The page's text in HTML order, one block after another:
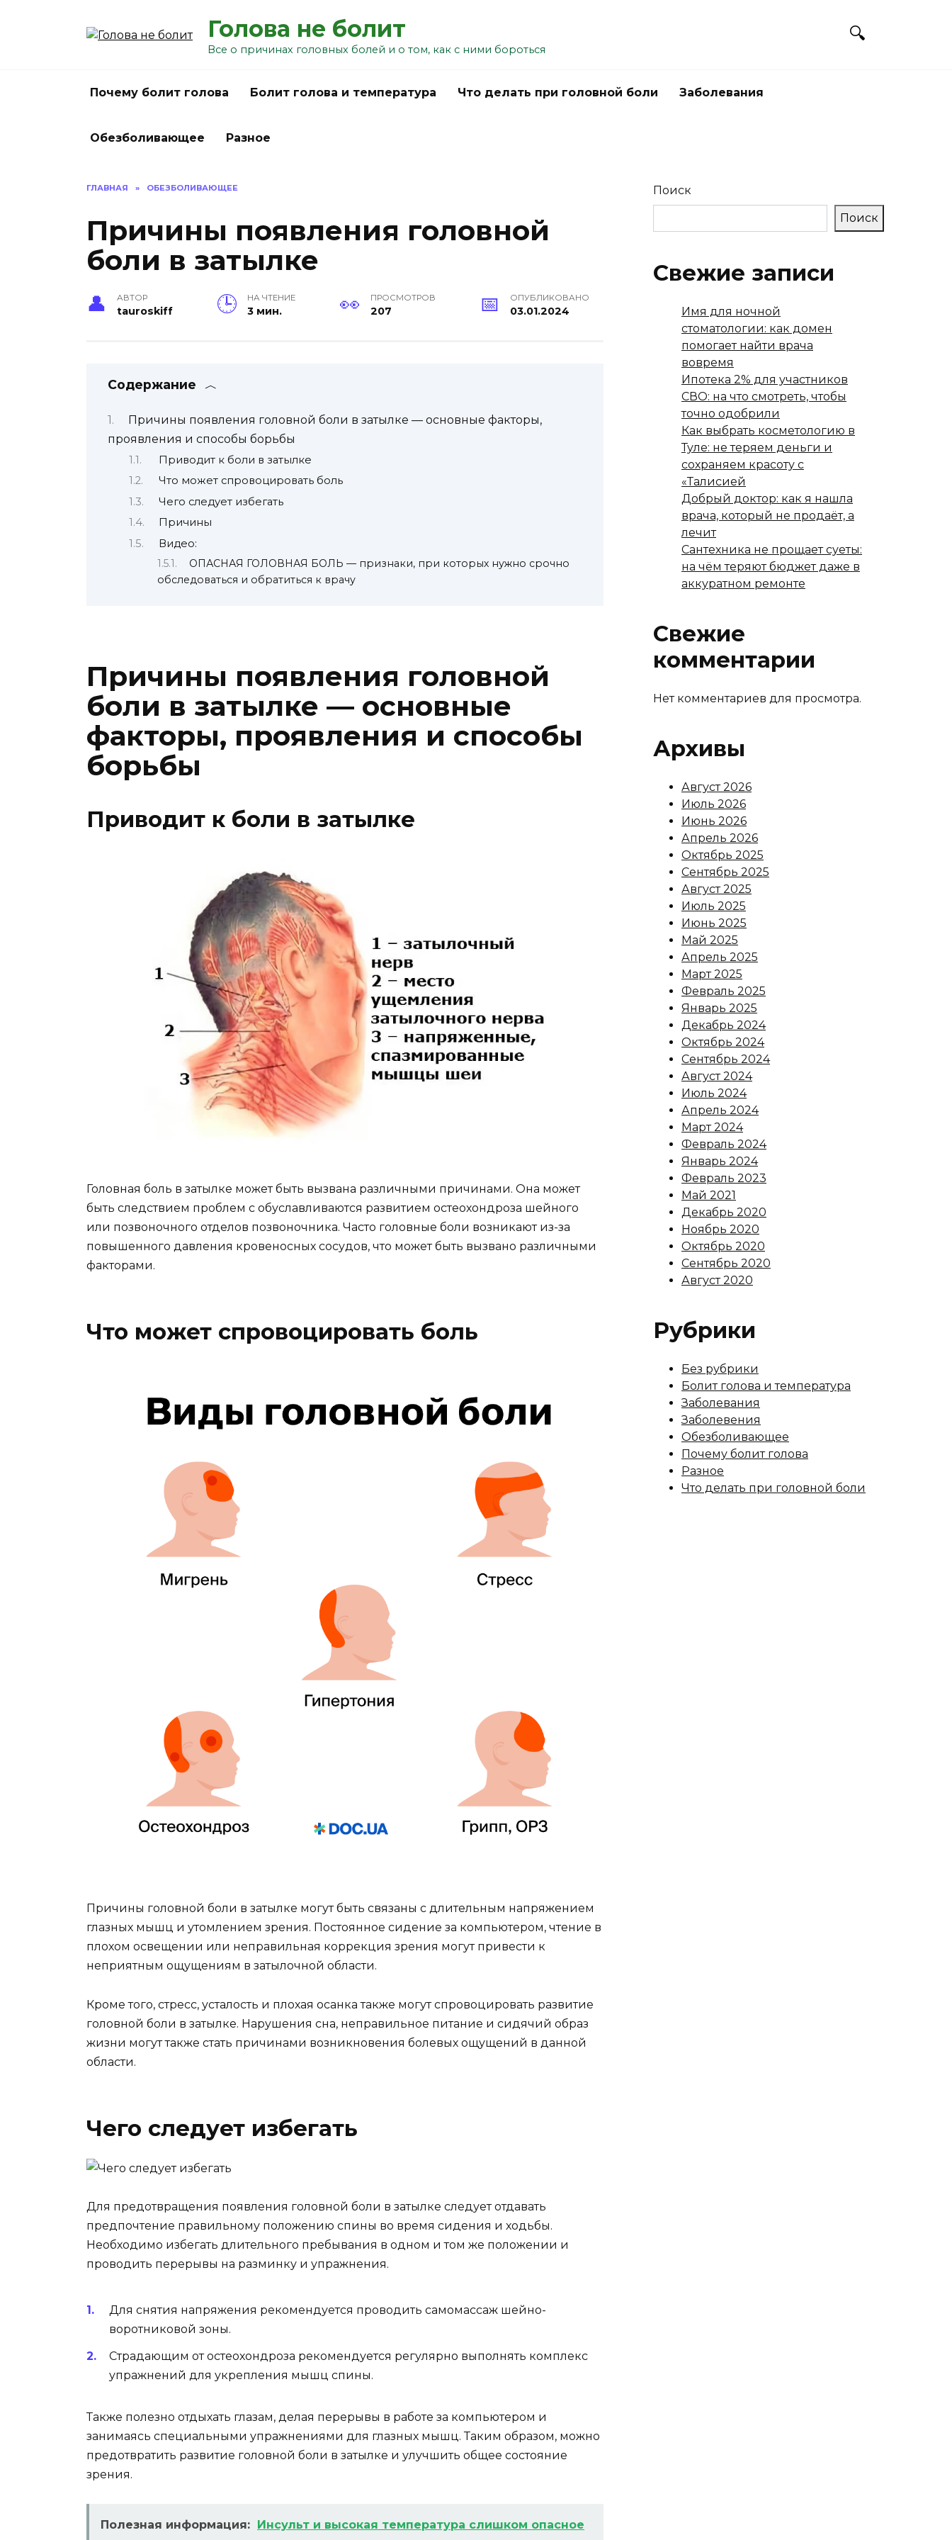
Голова не болит
Все о причинах головных болей и о том, как с ними бороться
Почему болит голова Болит голова и температура Что делать при головной боли Заболевания
Обезболивающее Разное
ГЛАВНАЯ » ОБЕЗБОЛИВАЮЩЕЕ
Причины появления головной
боли в затылке
АВТОР
tauroskiff
НА ЧТЕНИЕ
3 мин.
ПРОСМОТРОВ
207
ОПУБЛИКОВАНО
03.01.2024
Содержание
Причины появления головной боли в затылке — основные факторы,
проявления и способы борьбы
Приводит к боли в затылке
Что может спровоцировать боль
Чего следует избегать
Причины
Видео:
ОПАСНАЯ ГОЛОВНАЯ БОЛЬ — признаки, при которых нужно срочно
обследоваться и обратиться к врачу
Причины появления головной
боли в затылке — основные
факторы, проявления и способы
борьбы
Приводит к боли в затылке
Головная боль в затылке может быть вызвана различными причинами. Она может
быть следствием проблем с обуславливаются развитием остеохондроза шейного
или позвоночного отделов позвоночника. Часто головные боли возникают из-за
повышенного давления кровеносных сосудов, что может быть вызвано различными
факторами.
Что может спровоцировать боль
Причины головной боли в затылке могут быть связаны с длительным напряжением
глазных мышц и утомлением зрения. Постоянное сидение за компьютером, чтение в
плохом освещении или неправильная коррекция зрения могут привести к
неприятным ощущениям в затылочной области.
Кроме того, стресс, усталость и плохая осанка также могут спровоцировать развитие
головной боли в затылке. Нарушения сна, неправильное питание и сидячий образ
жизни могут также стать причинами возникновения болевых ощущений в данной
области.
Чего следует избегать
Для предотвращения появления головной боли в затылке следует отдавать
предпочтение правильному положению спины во время сидения и ходьбы.
Необходимо избегать длительного пребывания в одном и том же положении и
проводить перерывы на разминку и упражнения.
Для снятия напряжения рекомендуется проводить самомассаж шейно-
воротниковой зоны.
Страдающим от остеохондроза рекомендуется регулярно выполнять комплекс
упражнений для укрепления мышц спины.
Также полезно отдыхать глазам, делая перерывы в работе за компьютером и
занимаясь специальными упражнениями для глазных мышц. Таким образом, можно
предотвратить развитие головной боли в затылке и улучшить общее состояние
зрения.
Полезная информация: Инсульт и высокая температура слишком опасное
Поиск
Поиск
Свежие записи
Имя для ночной
стоматологии: как домен
помогает найти врача
вовремя
Ипотека 2% для участников
СВО: на что смотреть, чтобы
точно одобрили
Как выбрать косметологию в
Туле: не теряем деньги и
сохраняем красоту с
«Талисией
Добрый доктор: как я нашла
врача, который не продаёт, а
лечит
Сантехника не прощает суеты:
на чём теряют бюджет даже в
аккуратном ремонте
Свежие
комментарии
Нет комментариев для просмотра.
Архивы
Август 2026
Июль 2026
Июнь 2026
Апрель 2026
Октябрь 2025
Сентябрь 2025
Август 2025
Июль 2025
Июнь 2025
Май 2025
Апрель 2025
Март 2025
Февраль 2025
Январь 2025
Декабрь 2024
Октябрь 2024
Сентябрь 2024
Август 2024
Июль 2024
Апрель 2024
Март 2024
Февраль 2024
Январь 2024
Февраль 2023
Май 2021
Декабрь 2020
Ноябрь 2020
Октябрь 2020
Сентябрь 2020
Август 2020
Рубрики
Без рубрики
Болит голова и температура
Заболевания
Заболевения
Обезболивающее
Почему болит голова
Разное
Что делать при головной боли